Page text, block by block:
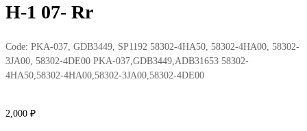
H-1 07- Rr
Code: PKA-037, GDB3449, SP1192 58302-4HA50, 58302-4HA00, 58302-
3JA00, 58302-4DE00 PKA-037,GDB3449,ADB31653 58302-
4HA50,58302-4HA00,58302-3JA00,58302-4DE00
2,000 ₽